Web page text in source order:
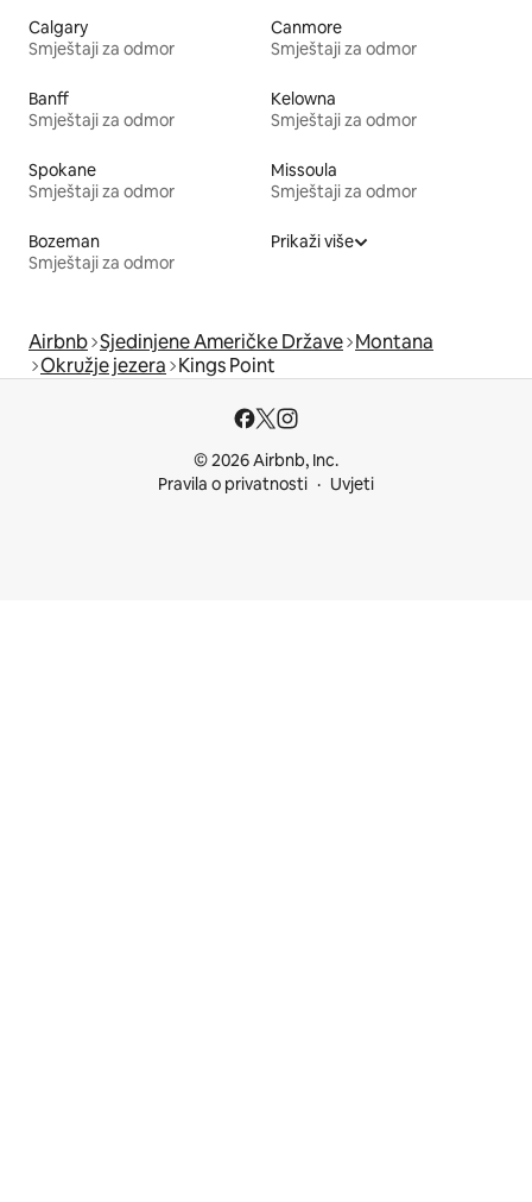
Calgary
Smještaji za odmor
Canmore
Smještaji za odmor
Banff
Smještaji za odmor
Kelowna
Smještaji za odmor
Spokane
Smještaji za odmor
Missoula
Smještaji za odmor
Bozeman
Smještaji za odmor
Prikaži više
Airbnb Sjedinjene Američke Države Montana
Okružje jezera Kings Point
© 2026 Airbnb, Inc.
Pravila o privatnosti
Uvjeti